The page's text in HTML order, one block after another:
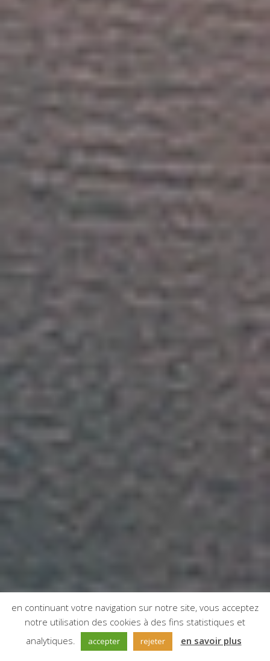
;
en continuant votre navigation sur notre site, vous acceptez
notre utilisation des cookies à des fins statistiques et
analytiques.
accepter rejeter en savoir plus